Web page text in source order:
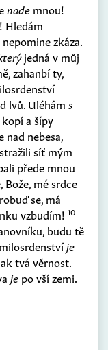
nade mnou!
Hledám
zkáza.
jedná v můj
zahanbí ty,
lvů. Uléhám s
kopí a šípy
nad nebesa,
síť mým
přede mnou
Bože, mé srdce
se, má
vzbudím! 10
budu tě
je
tvá věrnost.
je po vší zemi.